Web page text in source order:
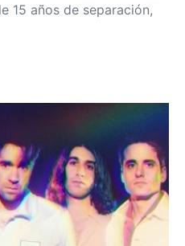
15 años de separación,